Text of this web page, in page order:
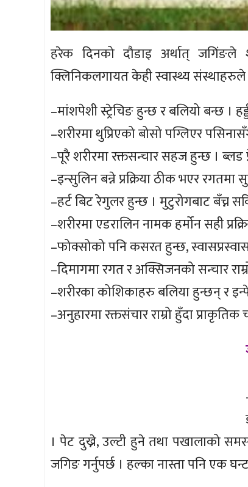
हरेक दिनको दौडाइ अर्थात्
क्लिनिकलगायत केही स्वास्थ्य संस्थाहरुले
–मांशपेशी स्ट्रेचिङ हुन्छ र बलियो बन्छ ।
–शरीरमा थुप्रिएको बोसो पग्लिएर
–पूरै शरीरमा रक्तसन्चार सहज हुन्छ । ब्लड
–इन्सुलिन बन्ने प्रक्रिया ठीक भएर रगतमा
–हर्ट बिट रेगुलर हुन्छ । मुटुरोगबाट बँच्न
–शरीरमा एडरालिन नामक हर्मोन सही
–फोक्सोको पनि कसरत हुन्छ,
–दिमागमा रगत र अक्सिजनको सन्चार
–शरीरका कोशिकाहरु बलिया हुन्छन् र
–अनुहारमा रक्तसंचार राम्रो हुँदा
। पेट दुख्ने, उल्टी हुने तथा पखालाको
जगिङ गर्नुपर्छ । हल्का नास्ता पनि एक